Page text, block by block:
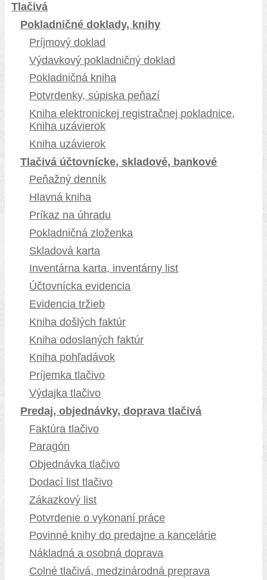
Tlačivá
Pokladničné doklady, knihy
Príjmový doklad
Výdavkový pokladničný doklad
Pokladničná kniha
Potvrdenky, súpiska peňazí
Kniha elektronickej registračnej pokladnice,
Kniha uzávierok
Kniha uzávierok
Tlačivá účtovnícke, skladové, bankové
Peňažný denník
Hlavná kniha
Príkaz na úhradu
Pokladničná zloženka
Skladová karta
Inventárna karta, inventárny list
Účtovnícka evidencia
Evidencia tržieb
Kniha došlých faktúr
Kniha odoslaných faktúr
Kniha pohľadávok
Príjemka tlačivo
Výdajka tlačivo
Predaj, objednávky, doprava tlačivá
Faktúra tlačivo
Paragón
Objednávka tlačivo
Dodací list tlačivo
Zákazkový list
Potvrdenie o vykonaní práce
Povinné knihy do predajne a kancelárie
Nákladná a osobná doprava
Colné tlačivá, medzinárodná preprava